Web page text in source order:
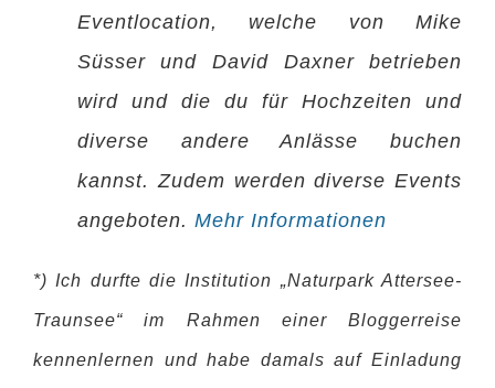
Eventlocation, welche von Mike
Süsser und David Daxner betrieben
wird und die du für Hochzeiten und
diverse andere Anlässe buchen
kannst. Zudem werden diverse Events
angeboten. Mehr Informationen
*) Ich durfte die Institution „Naturpark Attersee-
Traunsee“ im Rahmen einer Bloggerreise
kennenlernen und habe damals auf Einladung